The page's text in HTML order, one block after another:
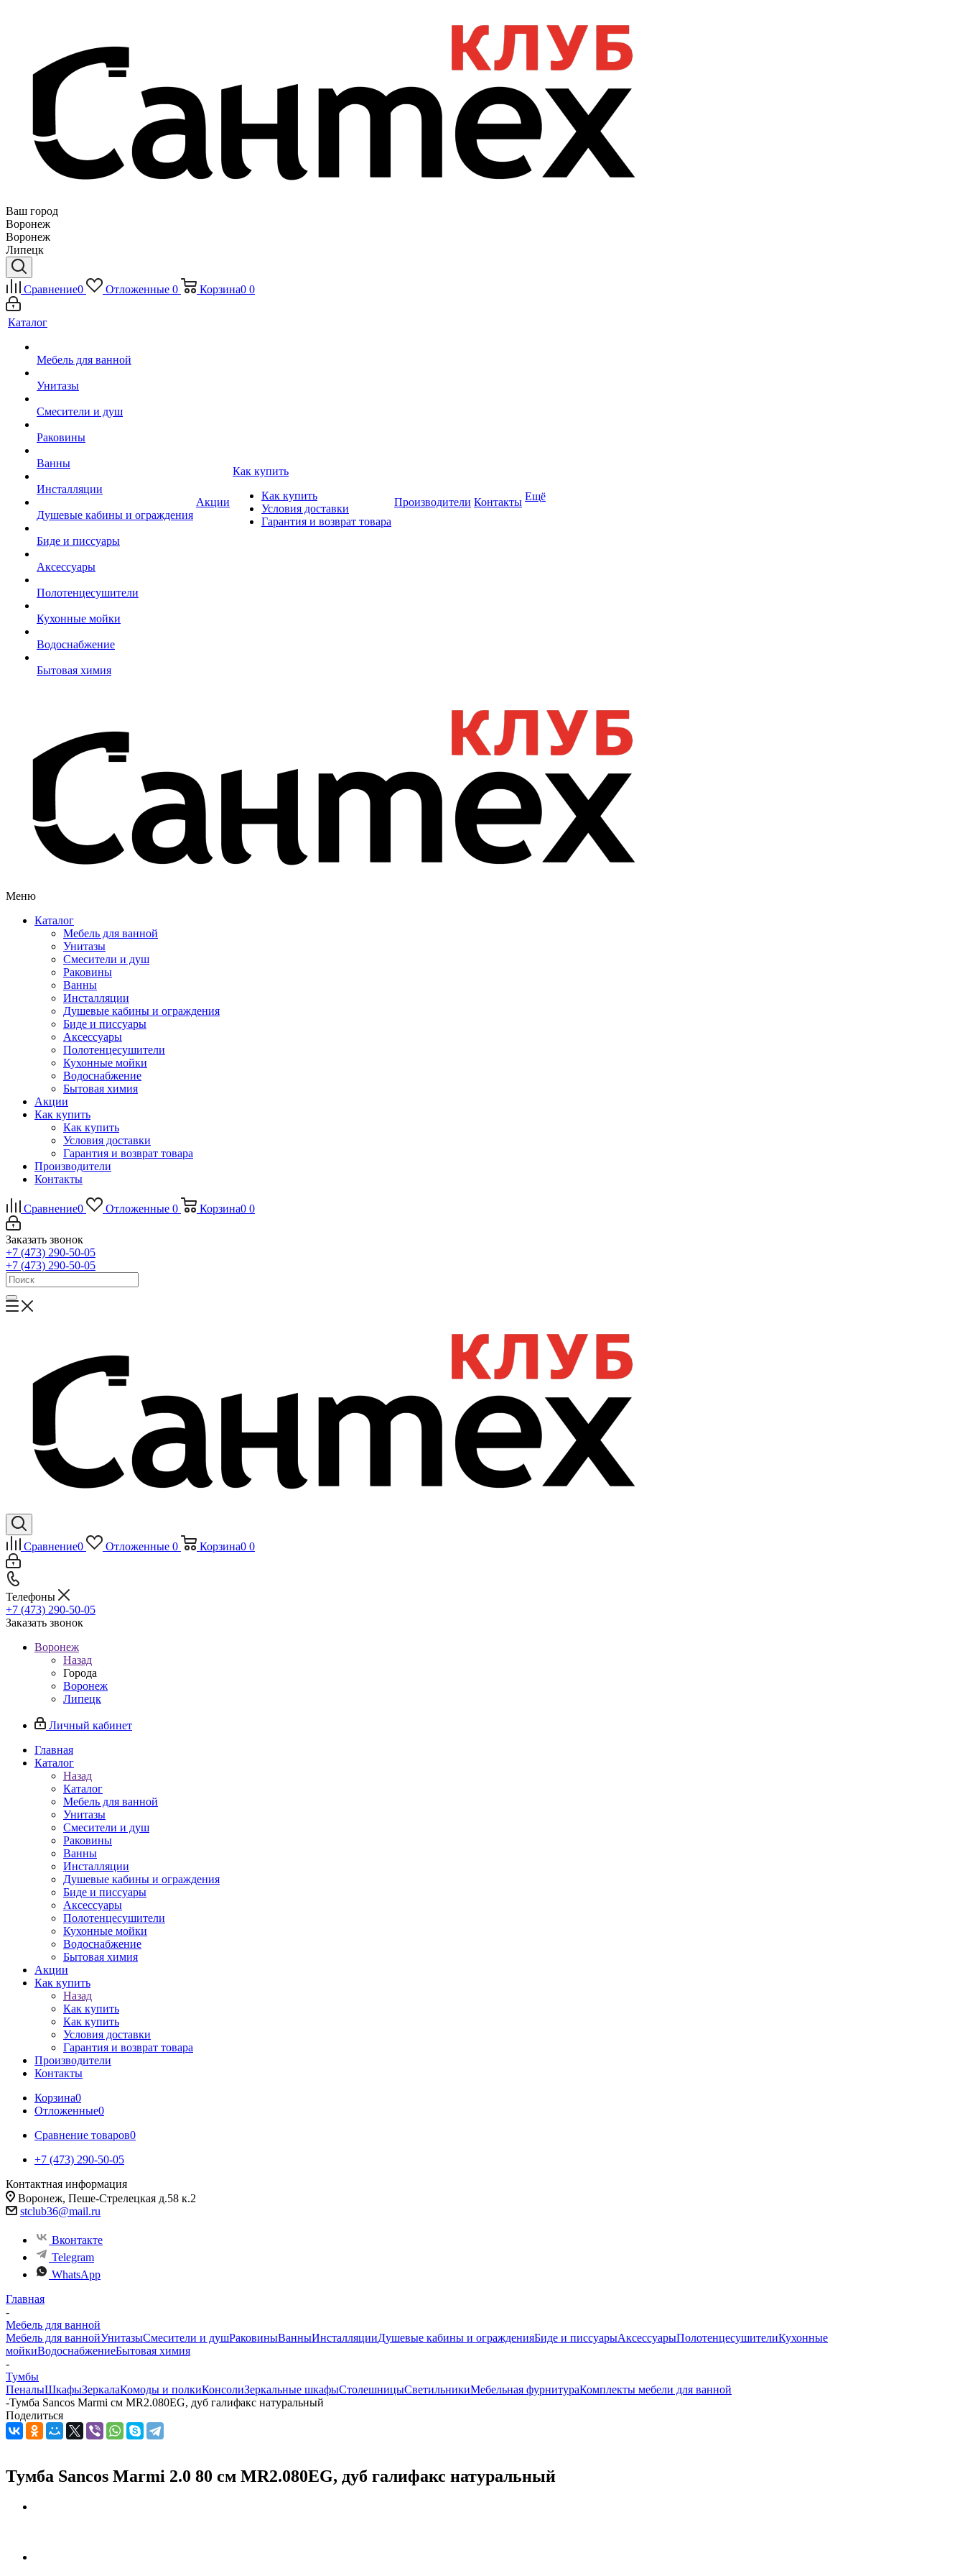
Ваш город
Воронеж
Воронеж
Липецк
Сравнение0 Отложенные 0 Корзина0 0
Каталог
Мебель для ванной
Унитазы
Смесители и душ
Раковины
Ванны
Инсталляции
Душевые кабины и ограждения
Биде и писсуары
Аксессуары
Полотенцесушители
Кухонные мойки
Водоснабжение
Бытовая химия
Акции
Как купить
Как купить
Условия доставки
Гарантия и возврат товара
Производители Контакты Ещё
Меню
Каталог
Мебель для ванной
Унитазы
Смесители и душ
Раковины
Ванны
Инсталляции
Душевые кабины и ограждения
Биде и писсуары
Аксессуары
Полотенцесушители
Кухонные мойки
Водоснабжение
Бытовая химия
Акции
Как купить
Как купить
Условия доставки
Гарантия и возврат товара
Производители
Контакты
Сравнение0 Отложенные 0 Корзина0 0
Заказать звонок
+7 (473) 290-50-05
+7 (473) 290-50-05
Сравнение0 Отложенные 0 Корзина0 0
Телефоны
+7 (473) 290-50-05
Заказать звонок
Воронеж
Назад
Города
Воронеж
Липецк
Личный кабинет
Главная
Каталог
Назад
Каталог
Мебель для ванной
Унитазы
Смесители и душ
Раковины
Ванны
Инсталляции
Душевые кабины и ограждения
Биде и писсуары
Аксессуары
Полотенцесушители
Кухонные мойки
Водоснабжение
Бытовая химия
Акции
Как купить
Назад
Как купить
Как купить
Условия доставки
Гарантия и возврат товара
Производители
Контакты
Корзина0
Отложенные0
Сравнение товаров0
+7 (473) 290-50-05
Контактная информация
Воронеж, Пеше-Стрелецкая д.58 к.2
stclub36@mail.ru
Вконтакте
Telegram
WhatsApp
Главная
-
Мебель для ванной
Мебель для ваннойУнитазыСмесители и душРаковиныВанныИнсталляцииДушевые кабины и огражденияБиде и писсуарыАксессуарыПолотенцесушителиКухонные
мойкиВодоснабжениеБытовая химия
-
Тумбы
ПеналыШкафыЗеркалаКомоды и полкиКонсолиЗеркальные шкафыСтолешницыСветильникиМебельная фурнитураКомплекты мебели для ванной
-Тумба Sancos Marmi см MR2.080EG, дуб галифакс натуральный
Поделиться
Тумба Sancos Marmi 2.0 80 см MR2.080EG, дуб галифакс натуральный